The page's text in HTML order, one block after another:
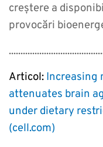
creștere a
provocări
Articol: Increasing
attenuates brain
under dietary
(cell.com)